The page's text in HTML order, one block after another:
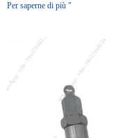
Per saperne di più "